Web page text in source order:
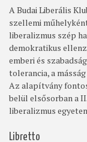
A Budai Liberális
szellemi
liberalizmus szép
demokratikus
emberi és
tolerancia, a
Az alapítvány
belül elsősorban a
liberalizmus
Libretto